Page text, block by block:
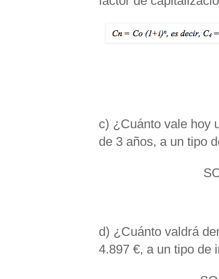
c) ¿Cuánto vale hoy
de 3 años, a un tipo
d) ¿Cuánto valdrá
4.897 €, a un tipo de